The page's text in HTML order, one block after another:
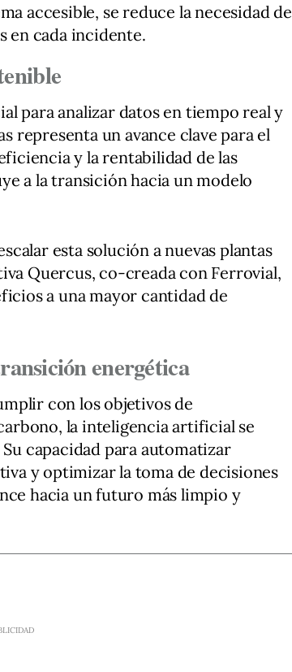
accesible, se reduce la necesidad de
en cada incidente.
para analizar datos en tiempo real y
representa un avance clave para el
y la rentabilidad de las
a la transición hacia un modelo
esta solución a nuevas plantas
Quercus, co-creada con Ferrovial,
a una mayor cantidad de
energética
con los objetivos de
la inteligencia artificial se
capacidad para automatizar
y optimizar la toma de decisiones
hacia un futuro más limpio y